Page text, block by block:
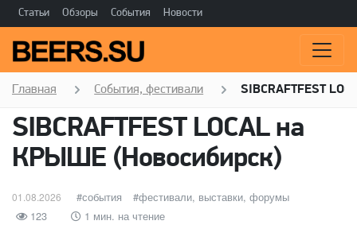
Статьи Обзоры События Новости
Главная События, фестивали SIBCRAFTFEST
SIBCRAFTFEST LOCAL на
КРЫШЕ (Новосибирск)
Опубликовано
01.08.2026 категории
события Метки
фестивали, выставки, форумы
123
1 мин. на чтение